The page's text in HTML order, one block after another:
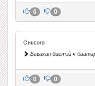
0 0
Оньсого
Багахан биетэй ч
0 0